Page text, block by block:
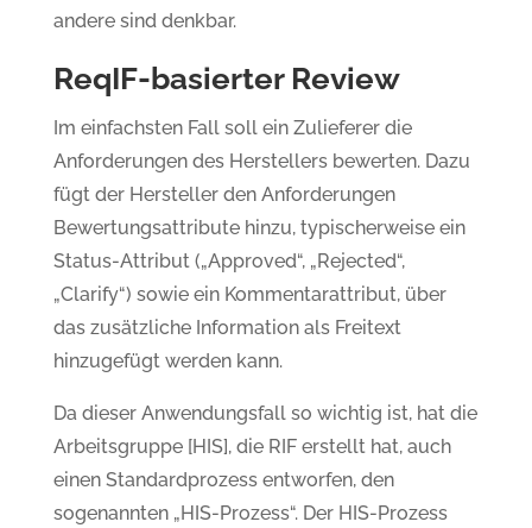
andere sind denkbar.
ReqIF-basierter Review
Im einfachsten Fall soll ein Zulieferer die
Anforderungen des Herstellers bewerten. Dazu
fügt der Hersteller den Anforderungen
Bewertungsattribute hinzu, typischerweise ein
Status-Attribut („Approved“, „Rejected“,
„Clarify“) sowie ein Kommentarattribut, über
das zusätzliche Information als Freitext
hinzugefügt werden kann.
Da dieser Anwendungsfall so wichtig ist, hat die
Arbeitsgruppe [HIS], die RIF erstellt hat, auch
einen Standardprozess entworfen, den
sogenannten „HIS-Prozess“. Der HIS-Prozess